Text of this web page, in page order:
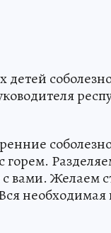
горем.
вами. Желаем
необходимая